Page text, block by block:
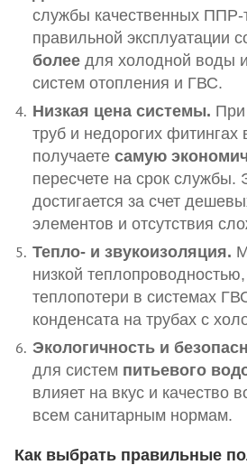
службы качественных ППР-
правильной эксплуатации
более для холодной воды и
систем отопления и ГВС.
Низкая цена системы. При
труб и недорогих фитингах
получаете самую
пересчете на срок службы.
достигается за счет
элементов и отсутствия
Тепло- и звукоизоляция.
низкой
теплопотери в системах
конденсата на трубах с
Экологичность и
для систем питьевого
влияет на вкус и качество
всем санитарным нормам.
Как выбрать правильные